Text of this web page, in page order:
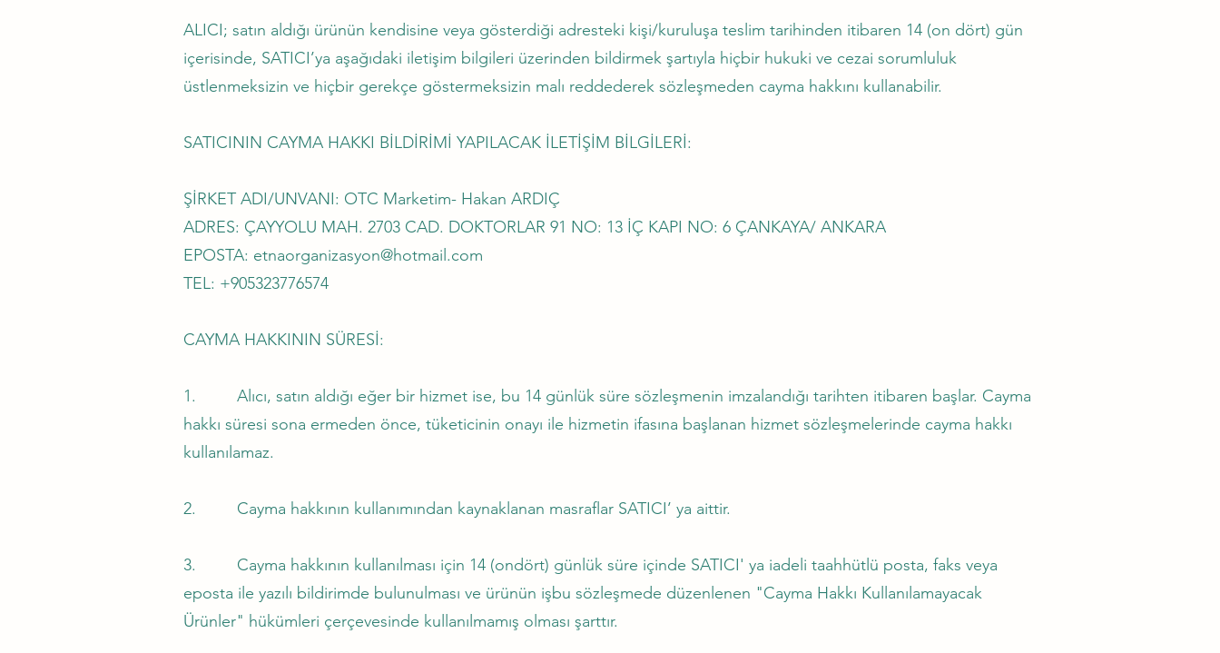
ALICI; satın aldığı ürünün kendisine veya gösterdiği adresteki kişi/kuruluşa teslim tarihinden itibaren 14 (on dört) gün
içerisinde, SATICI’ya aşağıdaki iletişim bilgileri üzerinden bildirmek şartıyla hiçbir hukuki ve cezai sorumluluk
üstlenmeksizin ve hiçbir gerekçe göstermeksizin malı reddederek sözleşmeden cayma hakkını kullanabilir.
SATICININ CAYMA HAKKI BİLDİRİMİ YAPILACAK İLETİŞİM BİLGİLERİ:
ŞİRKET ADI/UNVANI: OTC Marketim- Hakan ARDIÇ
ADRES: ÇAYYOLU MAH. 2703 CAD. DOKTORLAR 91 NO: 13 İÇ KAPI NO: 6 ÇANKAYA/ ANKARA
EPOSTA: etnaorganizasyon@hotmail.com
TEL: +905323776574
CAYMA HAKKININ SÜRESİ:
1. Alıcı, satın aldığı eğer bir hizmet ise, bu 14 günlük süre sözleşmenin imzalandığı tarihten itibaren başlar. Cayma
hakkı süresi sona ermeden önce, tüketicinin onayı ile hizmetin ifasına başlanan hizmet sözleşmelerinde cayma hakkı
kullanılamaz.
2. Cayma hakkının kullanımından kaynaklanan masraflar SATICI’ ya aittir.
3. Cayma hakkının kullanılması için 14 (ondört) günlük süre içinde SATICI' ya iadeli taahhütlü posta, faks veya
eposta ile yazılı bildirimde bulunulması ve ürünün işbu sözleşmede düzenlenen "Cayma Hakkı Kullanılamayacak
Ürünler" hükümleri çerçevesinde kullanılmamış olması şarttır.